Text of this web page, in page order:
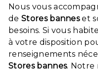
Nous vous
de Stores banneset
besoins. Si vous
à votre disposition
renseignements
Stores bannes. Notre